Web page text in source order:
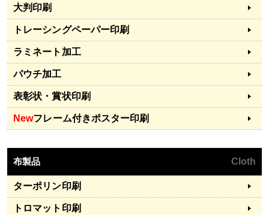
大判印刷
トレーシングペーパー印刷
ラミネート加工
パウチ加工
表彰状・賞状印刷
Newフレーム付きポスター印刷
布製品 Cloth
ターポリン印刷
トロマット印刷